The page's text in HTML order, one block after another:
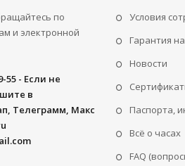
по
и электронной
55 - Если не
в
Телеграмм, Макс
Условия
Гарантия
Новости
Паспорта,
Всё о часах
FAQ